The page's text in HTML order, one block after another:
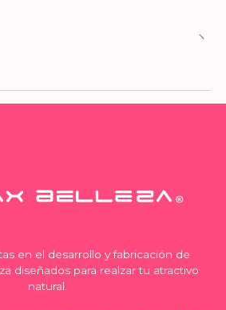
en el desarrollo y fabricación de
diseñados para realzar tu atractivo
natural.